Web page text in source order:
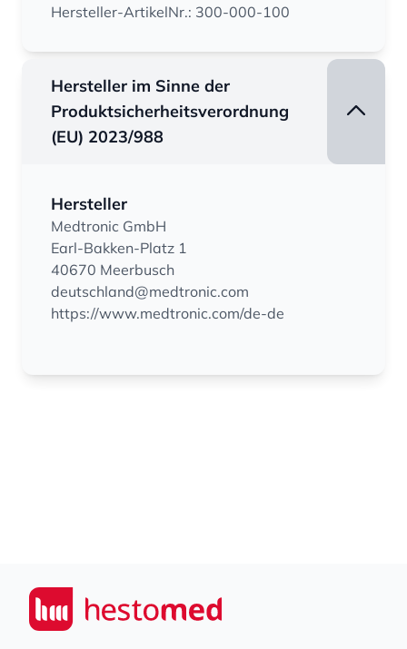
Hersteller-ArtikelNr.: 300-000-100
Hersteller im Sinne der
Produktsicherheitsverordnung
(EU) 2023/988
Hersteller
Medtronic GmbH
Earl-Bakken-Platz 1
40670 Meerbusch
deutschland@medtronic.com
https://www.medtronic.com/de-de
Seiwert GmbH